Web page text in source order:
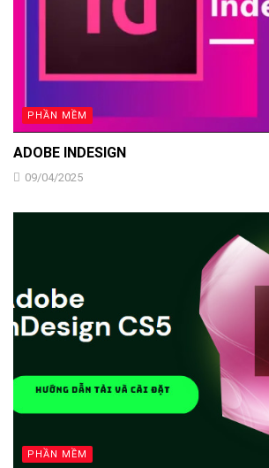
PHẦN MỀM
ADOBE INDESIGN
09/04/2025
PHẦN MỀM